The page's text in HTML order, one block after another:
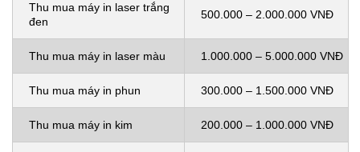
Thu mua máy in laser trắng
đen
500.000 – 2.000.000 VNĐ
Thu mua máy in laser màu 1.000.000 – 5.000.000 VNĐ
Thu mua máy in phun 300.000 – 1.500.000 VNĐ
Thu mua máy in kim 200.000 – 1.000.000 VNĐ